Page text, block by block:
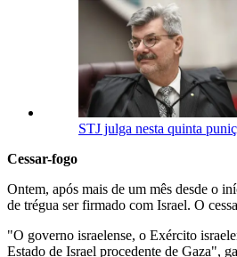
STJ julga nesta quinta
Cessar-fogo
Ontem, após mais de um mês desde o
de trégua ser firmado com Israel. O
"O governo israelense, o Exército
Estado de Israel procedente de Gaza",